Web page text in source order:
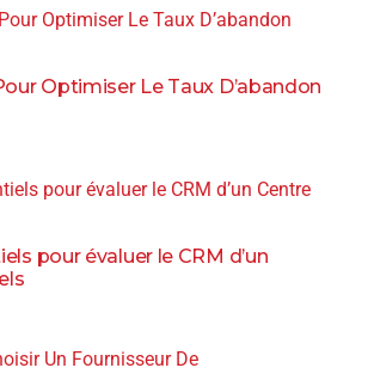
Optimiser Le Taux D’abandon
pour évaluer le CRM d’un